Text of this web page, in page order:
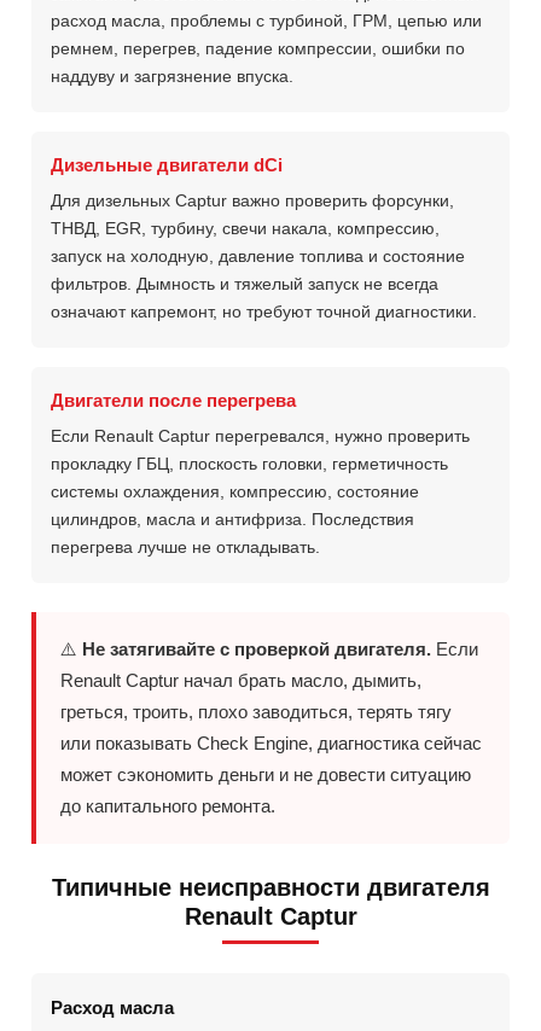
расход масла, проблемы с турбиной, ГРМ, цепью или
ремнем, перегрев, падение компрессии, ошибки по
наддуву и загрязнение впуска.
Дизельные двигатели dCi
Для дизельных Captur важно проверить форсунки,
ТНВД, EGR, турбину, свечи накала, компрессию,
запуск на холодную, давление топлива и состояние
фильтров. Дымность и тяжелый запуск не всегда
означают капремонт, но требуют точной диагностики.
Двигатели после перегрева
Если Renault Captur перегревался, нужно проверить
прокладку ГБЦ, плоскость головки, герметичность
системы охлаждения, компрессию, состояние
цилиндров, масла и антифриза. Последствия
перегрева лучше не откладывать.
⚠️ Не затягивайте с проверкой двигателя. Если
Renault Captur начал брать масло, дымить,
греться, троить, плохо заводиться, терять тягу
или показывать Check Engine, диагностика сейчас
может сэкономить деньги и не довести ситуацию
до капитального ремонта.
Типичные неисправности двигателя
Renault Captur
Расход масла